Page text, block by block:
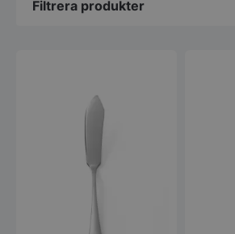
Filtrera produkter